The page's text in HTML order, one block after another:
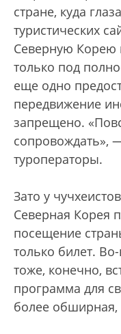
стране, куда
туристических
Северную Корею
только под
еще одно
передвижение
запрещено.
сопровождать»,
туроператоры.
Зато у
Северная Корея
посещение
только билет.
тоже, конечно,
программа для
более обширная,